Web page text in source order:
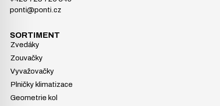
ponti@ponti.cz
SORTIMENT
Zvedáky
Zouvačky
Vyvažovačky
Plničky klimatizace
Geometrie kol